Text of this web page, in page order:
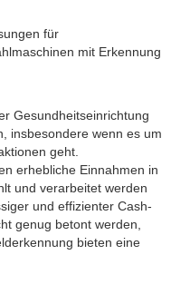
für
mit Erkennung
Gesundheitseinrichtung
insbesondere wenn es um
geht.
erhebliche Einnahmen in
und verarbeitet werden
und effizienter Cash-
genug betont werden,
bieten eine